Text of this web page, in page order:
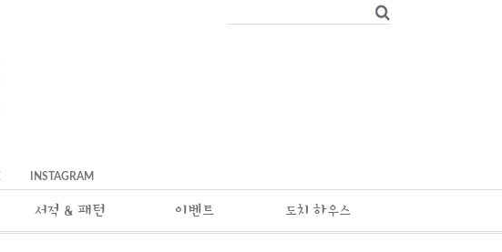
INSTAGRAM
서적 & 패턴 이벤트 도치 하우스